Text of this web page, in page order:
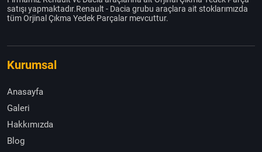
satışı yapmaktadır.Renault - Dacia grubu araçlara ait stoklarımızda
tüm Orjinal Çıkma Yedek Parçalar mevcuttur.
Kurumsal
Anasayfa
Galeri
Hakkımızda
Blog